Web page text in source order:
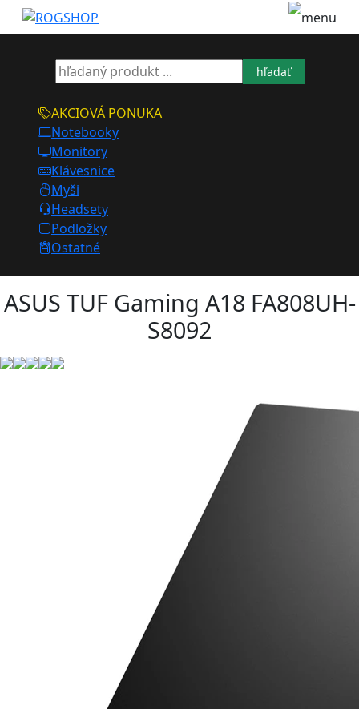
hľadať
AKCIOVÁ PONUKA
Notebooky
Monitory
Klávesnice
Myši
Headsety
Podložky
Ostatné
ASUS TUF Gaming A18 FA808UH-
S8092